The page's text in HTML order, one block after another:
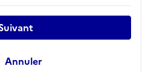
Annuler